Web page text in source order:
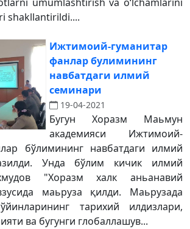
shakllantirildi....
Ижтимоий-гуманитар
фанлар булимининг
навбатдаги илмий
семинари
19-04-2021
Бугун Хоразм Маьмун
академияси Ижтимоий-
бўлимининг навбатдаги илмий
Унда бўлим кичик илмий
"Хоразм халк аньанавий
маьруза қилди. Маьрузада
тарихий илдизлари,
ва бугунги глобаллашув...